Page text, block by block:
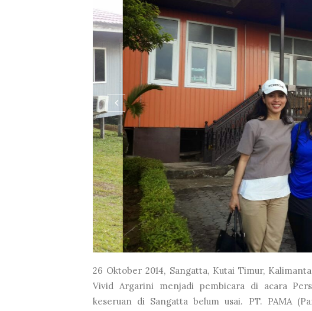
26 Oktober 2014, Sangatta, Kutai Timur,
Vivid Argarini menjadi pembicara di acara